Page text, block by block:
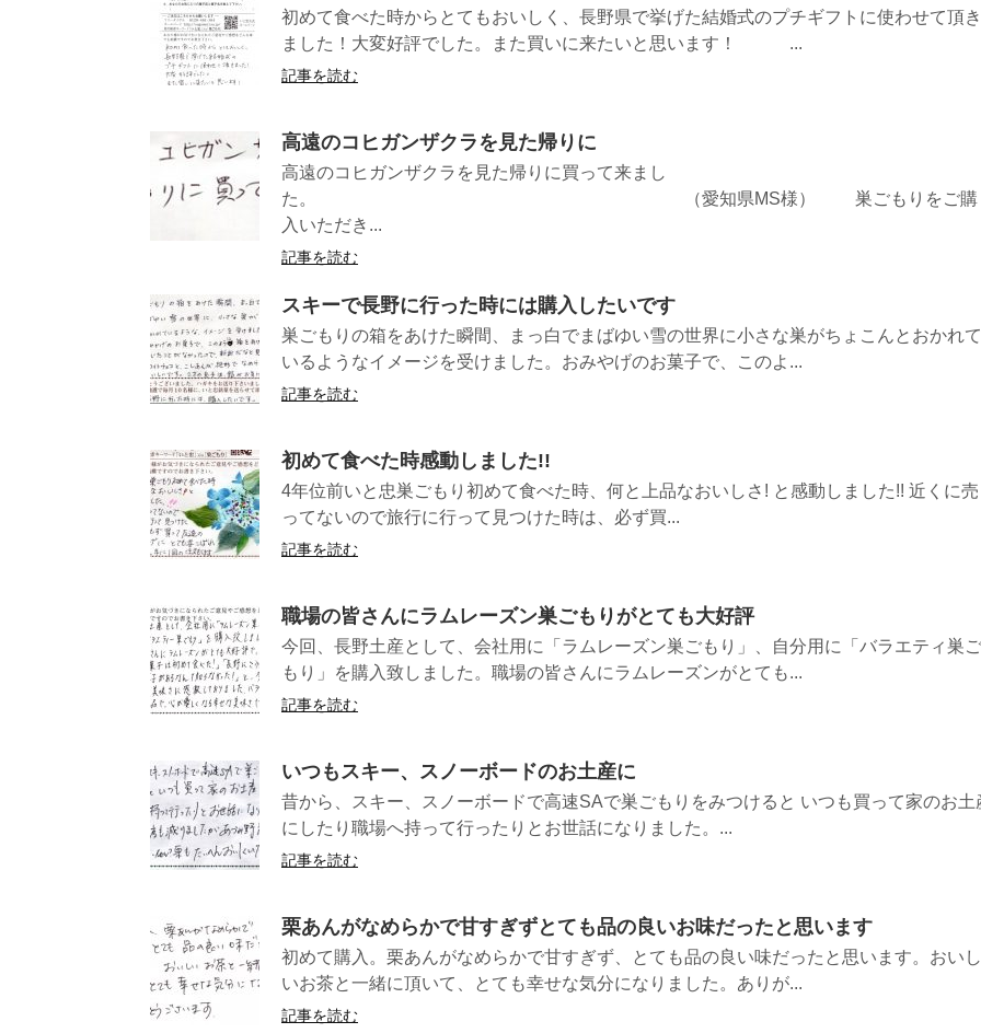
初めて食べた時からとてもおいしく、長野県で挙げた結婚式のプチギフトに使わせて頂き
ました！大変好評でした。また買いに来たいと思います！ ...
記事を読む
高遠のコヒガンザクラを見た帰りに
高遠のコヒガンザクラを見た帰りに買って来まし
た。 （愛知県MS様） 巣ごもりをご購
入いただき...
記事を読む
スキーで長野に行った時には購入したいです
巣ごもりの箱をあけた瞬間、まっ白でまばゆい雪の世界に小さな巣がちょこんとおかれて
いるようなイメージを受けました。おみやげのお菓子で、このよ...
記事を読む
初めて食べた時感動しました!!
4年位前いと忠巣ごもり初めて食べた時、何と上品なおいしさ! と感動しました!! 近くに売
ってないので旅行に行って見つけた時は、必ず買...
記事を読む
職場の皆さんにラムレーズン巣ごもりがとても大好評
今回、長野土産として、会社用に「ラムレーズン巣ごもり」、自分用に「バラエティ巣ご
もり」を購入致しました。職場の皆さんにラムレーズンがとても...
記事を読む
いつもスキー、スノーボードのお土産に
昔から、スキー、スノーボードで高速SAで巣ごもりをみつけると いつも買って家のお土
にしたり職場へ持って行ったりとお世話になりました。...
記事を読む
栗あんがなめらかで甘すぎずとても品の良いお味だったと思います
初めて購入。栗あんがなめらかで甘すぎず、とても品の良い味だったと思います。おいし
いお茶と一緒に頂いて、とても幸せな気分になりました。ありが...
記事を読む